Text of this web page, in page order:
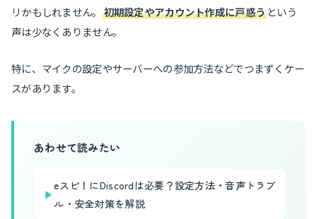
リかもしれません。 初期設定やアカウント作成に戸惑う という
声は少なくありません。
特に、マイクの設定やサーバーへの参加方法などでつまずくケー
スがあります。
あわせて読みたい
▶
eスピ！にDiscordは必要？設定方法・音声トラブ
ル・安全対策を解説